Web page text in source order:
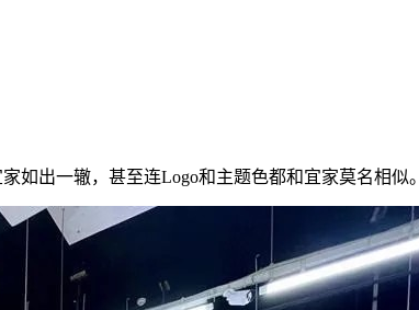
如出一辙，甚至连Logo和主题色都和宜家莫名相似。